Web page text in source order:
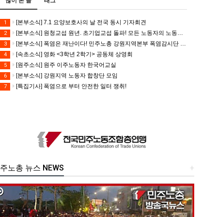
1 [본부소식] 7.1 요양보호사의 날 전국 동시 기자회견
2 [본부소식] 원청교섭 원년. 초기업교섭 돌파! 모든 노동자의 노동기본권 쟁취! 민주노총 7.15 총파업대회
3 [본부소식] 폭염은 재난이다! 민주노총 강원지역본부 폭염감시단 선포 기자회견
4 [속초소식] 영화 <3학년 2학기> 공동체 상영회
5 [원주소식] 원주 이주노동자 한국어교실
6 [본부소식] 강원지역 노동자 합창단 모임
7 [특집기사] 폭염으로 부터 안전한 일터 쟁취!
+
노총 뉴스 NEWS